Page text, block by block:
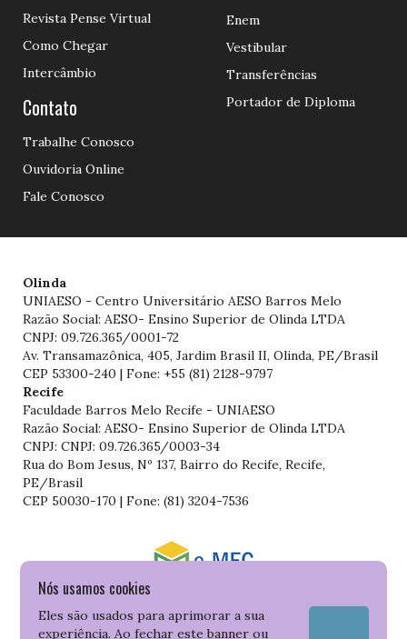
Nós usamos cookies
Eles são usados para aprimorar a sua
experiência. Ao fechar este banner ou
Revista Pense Virtual
Como Chegar
Intercâmbio
Contato
Trabalhe Conosco
Ouvidoria Online
Fale Conosco
Enem
Vestibular
Transferências
Portador de Diploma
Olinda
UNIAESO - Centro Universitário AESO Barros Melo
Razão Social: AESO- Ensino Superior de Olinda LTDA
CNPJ: 09.726.365/0001-72
Av. Transamazônica, 405, Jardim Brasil II, Olinda, PE/Brasil
CEP 53300-240 | Fone: +55 (81) 2128-9797
Recife
Faculdade Barros Melo Recife - UNIAESO
Razão Social: AESO- Ensino Superior de Olinda LTDA
CNPJ: CNPJ: 09.726.365/0003-34
Rua do Bom Jesus, Nº 137, Bairro do Recife, Recife,
PE/Brasil
CEP 50030-170 | Fone: (81) 3204-7536
Consulte o cadastro da Instituição no Sistema do e-MEC